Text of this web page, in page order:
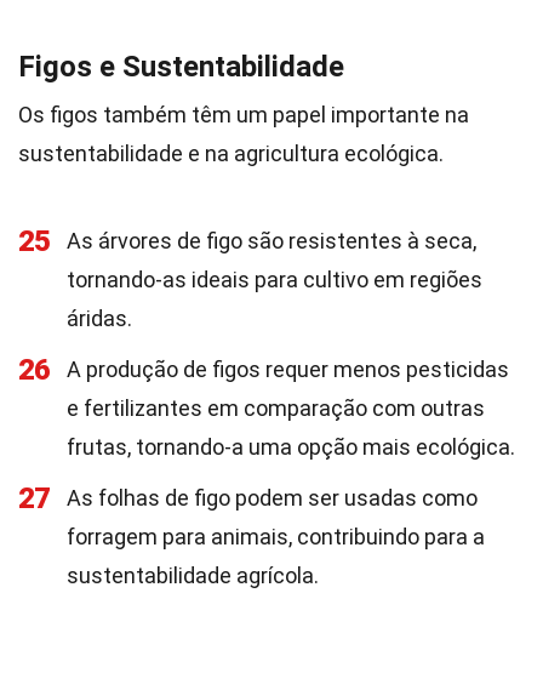
Figos e Sustentabilidade
Os figos também têm um papel importante na
sustentabilidade e na agricultura ecológica.
25
As árvores de figo são resistentes à seca,
tornando-as ideais para cultivo em regiões
áridas.
26
A produção de figos requer menos pesticidas
e fertilizantes em comparação com outras
frutas, tornando-a uma opção mais ecológica.
27
As folhas de figo podem ser usadas como
forragem para animais, contribuindo para a
sustentabilidade agrícola.